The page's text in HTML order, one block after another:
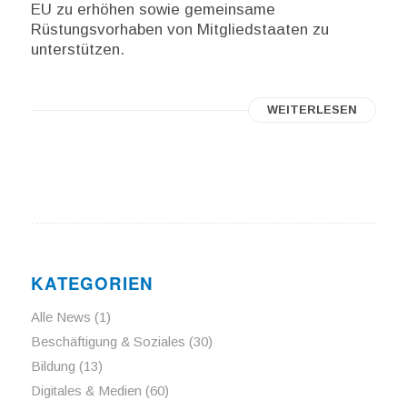
EU zu erhöhen sowie gemeinsame
Rüstungsvorhaben von Mitgliedstaaten zu
unterstützen.
WEITERLESEN
KATEGORIEN
Alle News (1)
Beschäftigung & Soziales (30)
Bildung (13)
Digitales & Medien (60)